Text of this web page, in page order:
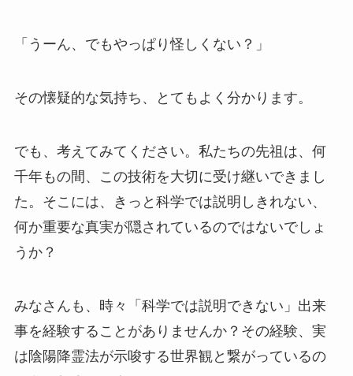
「うーん、でもやっぱり怪しくない？」
その懐疑的な気持ち、とてもよく分かります。
でも、考えてみてください。私たちの先祖は、何
千年もの間、この技術を大切に受け継いできまし
た。そこには、きっと科学では説明しきれない、
何か重要な真実が隠されているのではないでしょ
うか？
みなさんも、時々「科学では説明できない」出来
事を経験することがありませんか？その経験、実
は陰陽降霊法が示唆する世界観と繋がっているの